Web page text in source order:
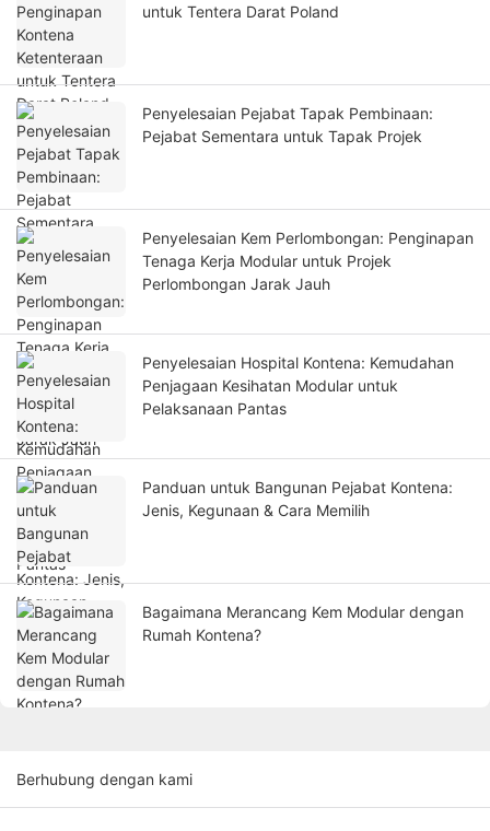
untuk Tentera Darat Poland
Penyelesaian Pejabat Tapak Pembinaan:
Pejabat Sementara untuk Tapak Projek
Penyelesaian Kem Perlombongan: Penginapan
Tenaga Kerja Modular untuk Projek
Perlombongan Jarak Jauh
Penyelesaian Hospital Kontena: Kemudahan
Penjagaan Kesihatan Modular untuk
Pelaksanaan Pantas
Panduan untuk Bangunan Pejabat Kontena:
Jenis, Kegunaan & Cara Memilih
Bagaimana Merancang Kem Modular dengan
Rumah Kontena?
Berhubung dengan kami